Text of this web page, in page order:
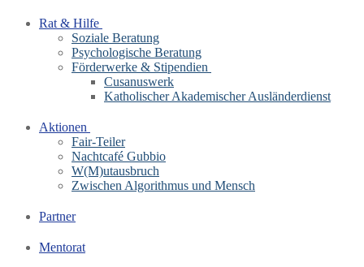
Rat & Hilfe
Soziale Beratung
Psychologische Beratung
Förderwerke & Stipendien
Cusanuswerk
Katholischer Akademischer Ausländerdienst
Aktionen
Fair-Teiler
Nachtcafé Gubbio
W(M)utausbruch
Zwischen Algorithmus und Mensch
Partner
Mentorat